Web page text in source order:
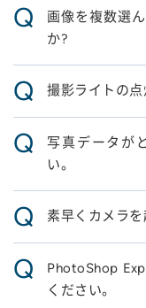
Q
画像を複数選
か?
Q 撮影ライトの点
Q
写真データが
い。
Q 素早くカメラ
Q
PhotoShop
ください。